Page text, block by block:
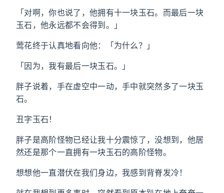
「对啊，你也说了，他拥有十一块玉石。而最后一块
玉石，他永远都不会得到。」
莺花终于认真地看向他：「为什么？」
「因为，我有最后一块玉石。」
胖子说着，手在虚空中一动，手中就突然多了一块玉
石。
丑字玉石！
胖子是高阶怪物已经让我十分震惊了，没想到，他居
然还是那个一直拥有一块玉石的高阶怪物。
想想他一直潜伏在我们身边，我感到背脊发冷！